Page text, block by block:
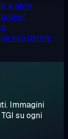
e altro
non dorme
Immagini
su ogni